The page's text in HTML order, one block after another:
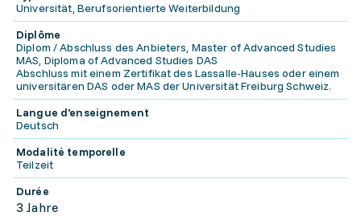
Universität, Berufsorientierte Weiterbildung
Diplôme
Diplom / Abschluss des Anbieters, Master of Advanced Studies
MAS, Diploma of Advanced Studies DAS
Abschluss mit einem Zertifikat des Lassalle-Hauses oder einem
universitären DAS oder MAS der Universität Freiburg Schweiz.
Langue d'enseignement
Deutsch
Modalité temporelle
Teilzeit
Durée
3 Jahre